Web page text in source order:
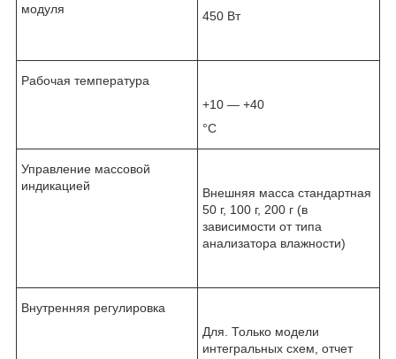
модуля
450 Вт
Рабочая температура
+10 — +40
°С
Управление массовой
индикацией
Внешняя масса стандартная
50 г, 100 г, 200 г (в
зависимости от типа
анализатора влажности)
Внутренняя регулировка
Для. Только модели
интегральных схем, отчет